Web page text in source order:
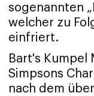
sogenannten
welcher zu
einfriert.
Bart's Kumpel
Simpsons
nach dem